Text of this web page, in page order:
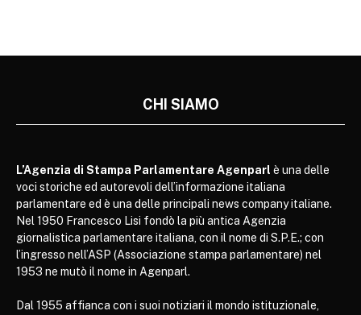
CHI SIAMO
L’Agenzia di Stampa Parlamentare Agenparl è una delle
voci storiche ed autorevoli dell’informazione italiana
parlamentare ed è una delle principali news company italiane.
Nel 1950 Francesco Lisi fondò la più antica Agenzia
giornalistica parlamentare italiana, con il nome di S.P.E.; con
l’ingresso nell’ASP (Associazione stampa parlamentare) nel
1953 ne mutò il nome in Agenparl.
Dal 1955 affianca con i suoi notiziari il mondo istituzionale,